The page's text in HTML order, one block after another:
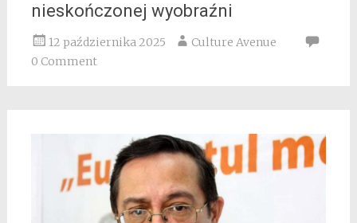
nieskończonej wyobraźni
12 października 2025
Culture Avenue
0 Comment